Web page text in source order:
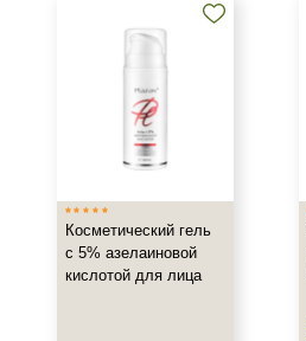
Любой возраст (от 18 лет)
Восстановление
Матирование
Обезжиривание
Косметический гель
с 5% азелаиновой
кислотой для лица